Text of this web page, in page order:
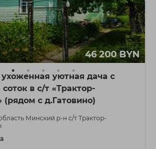
46 200 BYN
уютная дача с
в с/т «Трактор-
с д.Гатовино)
Минский р-н с/т Трактор-